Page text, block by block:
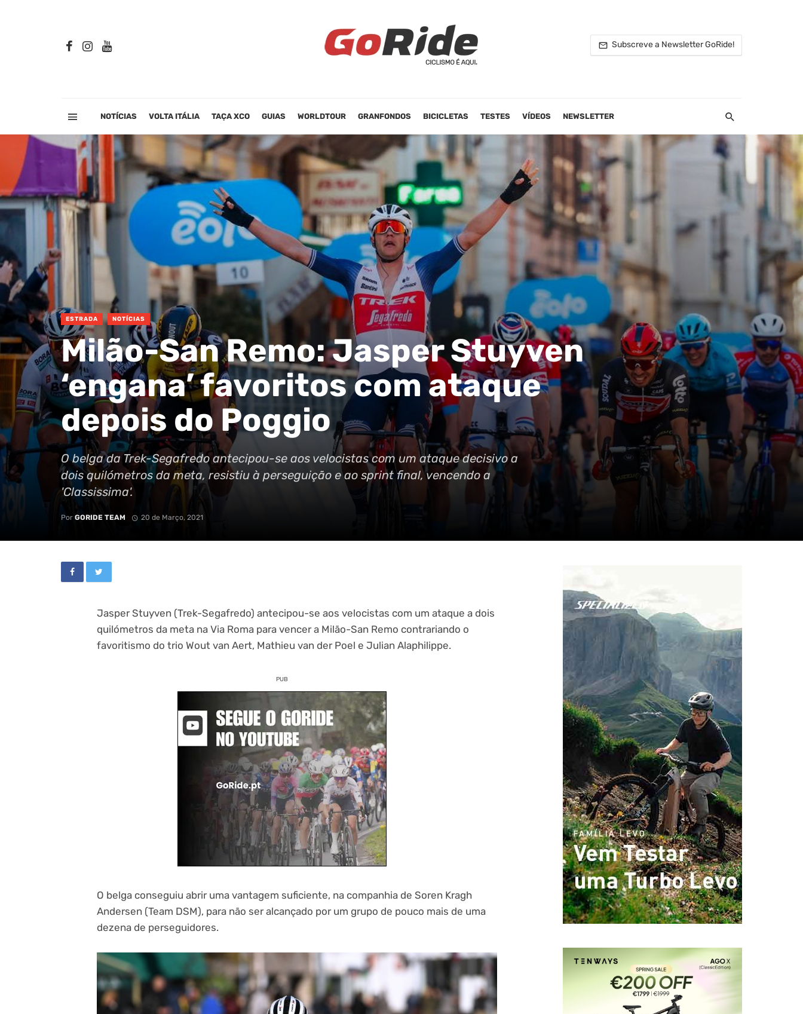
Subscreve a Newsletter GoRide!
NOTÍCIAS VOLTA ITÁLIA TAÇA XCO GUIAS WORLDTOUR GRANFONDOS BICICLETAS TESTES VÍDEOS NEWSLETTER
ESTRADA NOTÍCIAS
Milão-San Remo: Jasper Stuyven
‘engana’ favoritos com ataque
depois do Poggio
O belga da Trek-Segafredo antecipou-se aos velocistas com um ataque decisivo a
dois quilómetros da meta, resistiu à perseguição e ao sprint final, vencendo a
'Classissima'.
Por GORIDE TEAM 20 de Março, 2021
Jasper Stuyven (Trek-Segafredo) antecipou-se aos velocistas com um ataque a dois
quilómetros da meta na Via Roma para vencer a Milão-San Remo contrariando o
favoritismo do trio Wout van Aert, Mathieu van der Poel e Julian Alaphilippe.
PUB
O belga conseguiu abrir uma vantagem suficiente, na companhia de Soren Kragh
Andersen (Team DSM), para não ser alcançado por um grupo de pouco mais de uma
dezena de perseguidores.